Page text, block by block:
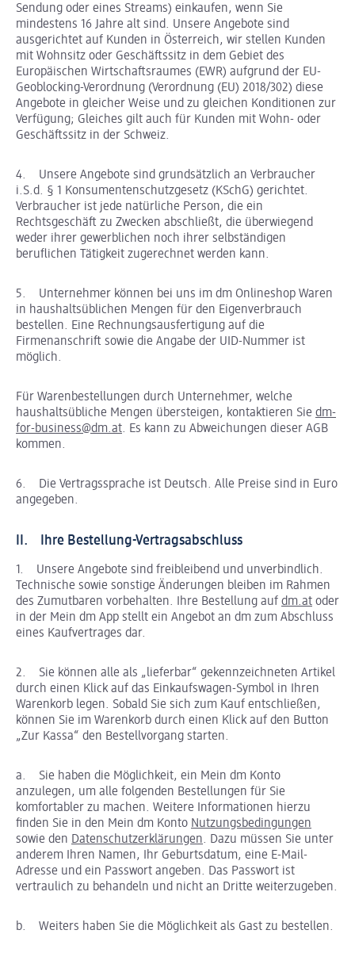
Sendung oder eines Streams) einkaufen, wenn Sie
mindestens 16 Jahre alt sind. Unsere Angebote sind
ausgerichtet auf Kunden in Österreich, wir stellen Kunden
mit Wohnsitz oder Geschäftssitz in dem Gebiet des
Europäischen Wirtschaftsraumes (EWR) aufgrund der EU-
Geoblocking-Verordnung (Verordnung (EU) 2018/302) diese
Angebote in gleicher Weise und zu gleichen Konditionen zur
Verfügung; Gleiches gilt auch für Kunden mit Wohn- oder
Geschäftssitz in der Schweiz.
4. Unsere Angebote sind grundsätzlich an Verbraucher
i.S.d. § 1 Konsumentenschutzgesetz (KSchG) gerichtet.
Verbraucher ist jede natürliche Person, die ein
Rechtsgeschäft zu Zwecken abschließt, die überwiegend
weder ihrer gewerblichen noch ihrer selbständigen
beruflichen Tätigkeit zugerechnet werden kann.
5. Unternehmer können bei uns im dm Onlineshop Waren
in haushaltsüblichen Mengen für den Eigenverbrauch
bestellen. Eine Rechnungsausfertigung auf die
Firmenanschrift sowie die Angabe der UID-Nummer ist
möglich.
Für Warenbestellungen durch Unternehmer, welche
haushaltsübliche Mengen übersteigen, kontaktieren Sie dm-
for-business@dm.at. Es kann zu Abweichungen dieser AGB
kommen.
6. Die Vertragssprache ist Deutsch. Alle Preise sind in Euro
angegeben.
II. Ihre Bestellung-Vertragsabschluss
1. Unsere Angebote sind freibleibend und unverbindlich.
Technische sowie sonstige Änderungen bleiben im Rahmen
des Zumutbaren vorbehalten. Ihre Bestellung auf dm.at oder
in der Mein dm App stellt ein Angebot an dm zum Abschluss
eines Kaufvertrages dar.
2. Sie können alle als „lieferbar“ gekennzeichneten Artikel
durch einen Klick auf das Einkaufswagen-Symbol in Ihren
Warenkorb legen. Sobald Sie sich zum Kauf entschließen,
können Sie im Warenkorb durch einen Klick auf den Button
„Zur Kassa“ den Bestellvorgang starten.
a. Sie haben die Möglichkeit, ein Mein dm Konto
anzulegen, um alle folgenden Bestellungen für Sie
komfortabler zu machen. Weitere Informationen hierzu
finden Sie in den Mein dm Konto Nutzungsbedingungen
sowie den Datenschutzerklärungen. Dazu müssen Sie unter
anderem Ihren Namen, Ihr Geburtsdatum, eine E-Mail-
Adresse und ein Passwort angeben. Das Passwort ist
vertraulich zu behandeln und nicht an Dritte weiterzugeben.
b. Weiters haben Sie die Möglichkeit als Gast zu bestellen.